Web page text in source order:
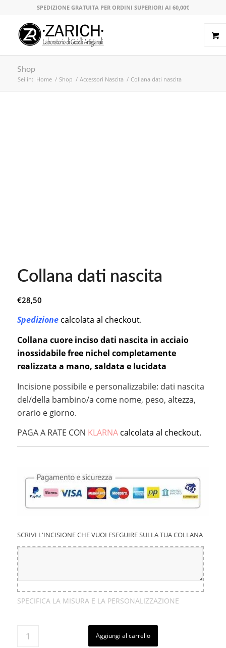
SPEDIZIONE GRATUITA PER ORDINI SUPERIORI AI 60,00€
Shop
Sei in: Home / Shop / Accessori Nascita / Collana dati nascita
Collana dati nascita
€28,50
Spedizione calcolata al checkout.
Collana cuore inciso dati nascita in acciaio
inossidabile free nichel completamente
realizzata a mano, saldata e lucidata
Incisione possibile e personalizzabile: dati nascita
del/della bambino/a come nome, peso, altezza,
orario e giorno.
PAGA A RATE CON KLARNA calcolata al checkout.
SCRIVI L'INCISIONE CHE VUOI ESEGUIRE SULLA TUA COLLANA
SPECIFICA LA MISURA E LA PERSONALIZZAZIONE
Aggiungi al carrello